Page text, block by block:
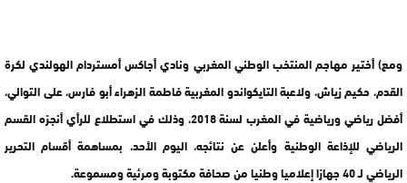
ومع) أختير مهاجم المنتخب الوطني المغربي ونادي أجاكس أمستردام الهولندي لكرة
القدم، حكيم زياش، ولاعبة التايكواندو المغربية فاطمة الزهراء أبو فارس، على التوالي،
أفضل رياضي ورياضية في المغرب لسنة 2018، وذلك في استطلاع للرأي أنجزه القسم
الرياضي للإذاعة الوطنية وأعلن عن نتائجه، اليوم الأحد، بمساهمة أقسام التحرير
الرياضي لـ 40 جهازا إعلاميا وطنيا من صحافة مكتوبة ومرئية ومسموعة.